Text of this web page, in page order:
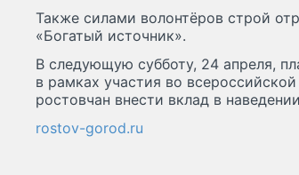
Также силами волонтёров строй
«Богатый источник».
В следующую субботу, 24 апреля,
в рамках участия во
ростовчан внести вклад в
rostov-gorod.ru